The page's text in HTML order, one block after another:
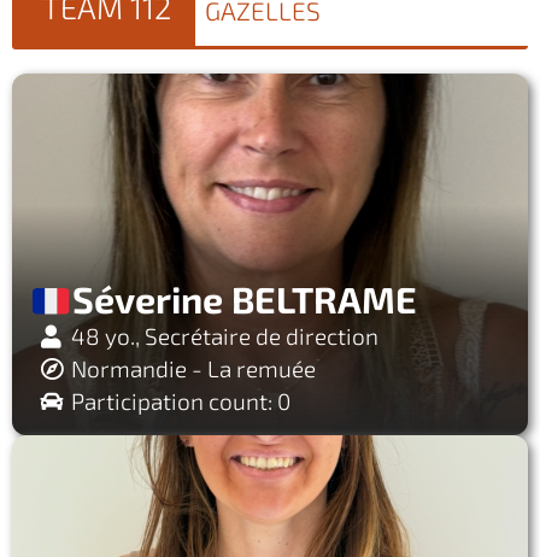
TEAM 112 GAZELLES
Séverine BELTRAME
48 yo., Secrétaire de direction
Normandie - La remuée
Participation count: 0